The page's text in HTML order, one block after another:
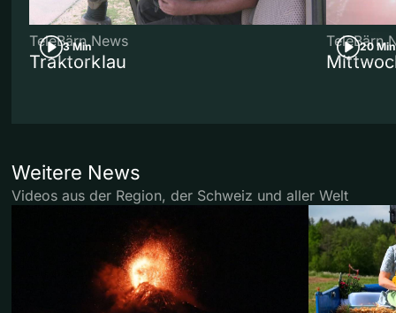
3 Min
TeleBärn News
Traktorklau
20 Min
TeleBärn
Weitere News
Videos aus der Region, der Schweiz und aller Welt